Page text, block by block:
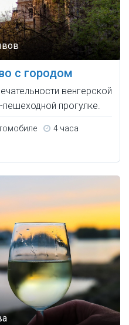
с городом
венгерской
прогулке.
4 часа